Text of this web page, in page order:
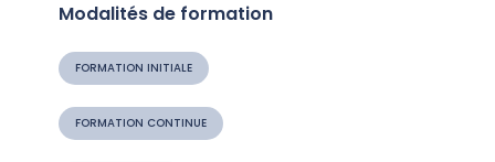
Modalités de formation
FORMATION INITIALE
FORMATION CONTINUE